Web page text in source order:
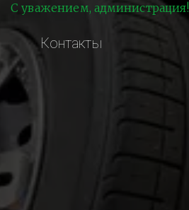
С уважением, администрация!
Контакты